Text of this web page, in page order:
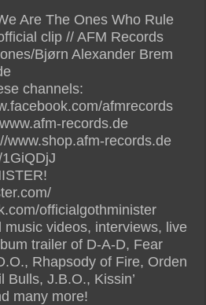
Are The Ones Who Rule
clip // AFM Records
Bjørn Alexander Brem
channels:
afmrecords
records.de
www.shop.afm-records.de
officialgothminister
music videos, interviews, live
trailer of D-A-D, Fear
Rhapsody of Fire, Orden
Bulls, J.B.O., Kissin’
many more!